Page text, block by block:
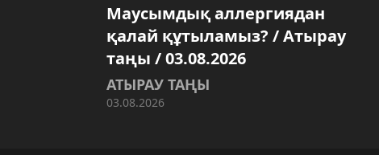
Маусымдық аллергиядан
қалай құтыламыз? / Атырау
таңы / 03.08.2026
АТЫРАУ ТАҢЫ
03.08.2026